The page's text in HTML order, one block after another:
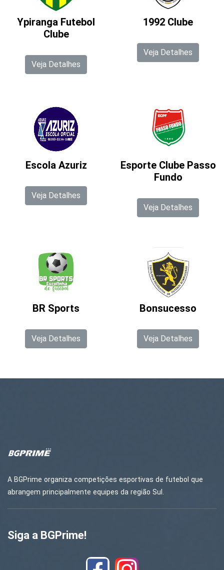
Ypiranga Futebol
Clube
Veja Detalhes
1992 Clube
Veja Detalhes
Escola Azuriz
Veja Detalhes
Esporte Clube Passo
Fundo
Veja Detalhes
BR Sports
Veja Detalhes
Bonsucesso
Veja Detalhes
A BGPrime organiza competições esportivas de futebol que
abrangem principalmente equipes da região Sul.
Siga a BGPrime!